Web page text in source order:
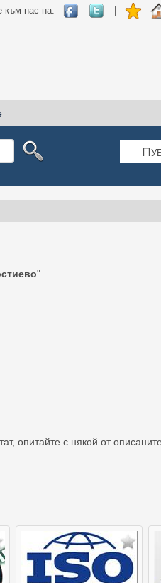
към нас на:
".
опитайте с някой от